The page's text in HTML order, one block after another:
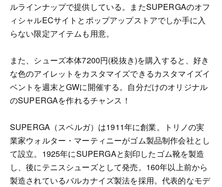
ルラインナップで提供している。またSUPERGAのオフ
ィシャルECサイトとポップアップストアでしか手に入
らない限定アイテムも用意。
また、シューズ本体7200円(税抜き)を購入すると、好き
な色のアイレットをカスタマイズできるカスタマイズイ
ベントを週末とGWに開催する。自分だけのオリジナル
のSUPERGAを作れるチャンス！
SUPERGA（スペルガ）は1911年に創業。トリノの実
業家ウォルター・マーティニーがゴム製品制作会社とし
て設立。1925年にSUPERGAと刻印したゴム靴を製造
し、後にテニスシューズとして発売。160年以上前から
製造されているバルカナイズ製法を採用。代表的なモデ